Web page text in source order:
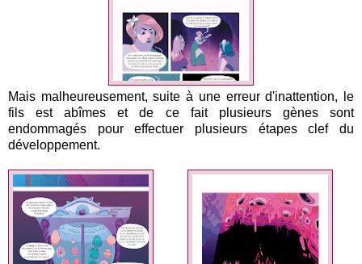
Mais malheureusement, suite à une erreur d'inattention, le
fils est abîmes et de ce fait plusieurs gènes sont
endommagés pour effectuer plusieurs étapes clef du
développement.